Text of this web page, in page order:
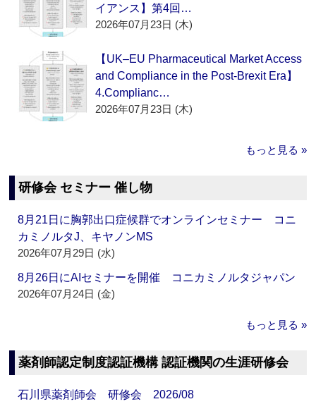
イアンス】第4回…
2026年07月23日 (木)
【UK–EU Pharmaceutical Market Access
and Compliance in the Post-Brexit Era】
4.Complianc…
2026年07月23日 (木)
もっと見る »
研修会 セミナー 催し物
8月21日に胸郭出口症候群でオンラインセミナー コニ
カミノルタJ、キヤノンMS
2026年07月29日 (水)
8月26日にAIセミナーを開催 コニカミノルタジャパン
2026年07月24日 (金)
もっと見る »
薬剤師認定制度認証機構 認証機関の生涯研修会
石川県薬剤師会 研修会 2026/08